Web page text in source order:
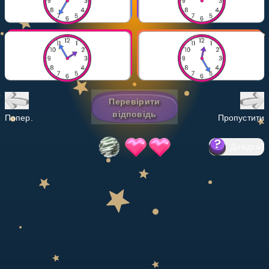
НАВЧАЛЬНИЙ ПЛАН
Select curriculum
Попер.
Перевірити
відповідь
Пропустити
?